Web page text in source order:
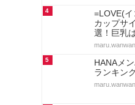
4
=LOVE(
カップサ
選！巨乳
maru.wanwan
5
HANAメ
ランキン
maru.wanwan